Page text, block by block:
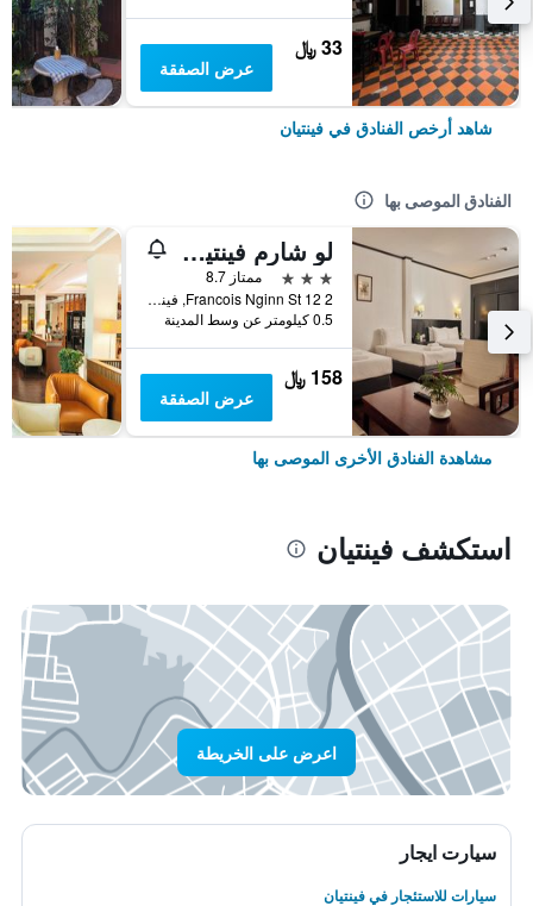
33 ﷼
عرض الصفقة
شاهد أرخص الفنادق في فينتيان
الفنادق الموصى بها
لو شارم فينتيان هوتل
3 نجوم
ممتاز 8.7
2 12 Francois Nginn St, فينتيان, لاوس
0.5 كيلومتر عن وسط المدينة
158 ﷼
عرض الصفقة
مشاهدة الفنادق الأخرى الموصى بها
استكشف فينتيان
اعرض على الخريطة
سيارت ايجار
سيارات للاستئجار في فينتيان